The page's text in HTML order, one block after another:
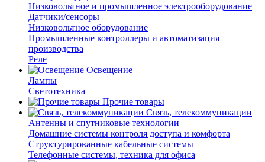
Низковольтное и промышленное электрооборудование
Датчики/сенсоры
Низковольтное оборудование
Промышленные контроллеры и автоматизация
производства
Реле
Освещение
Лампы
Светотехника
Прочие товары
Связь, телекоммуникации
Антенны и спутниковые технологии
Домашние системы контроля доступа и комфорта
Структурированные кабельные системы
Телефонные системы, техника для офиса